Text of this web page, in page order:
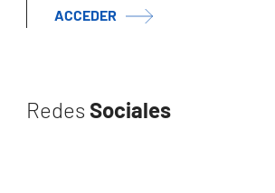
ACCEDER
Redes Sociales